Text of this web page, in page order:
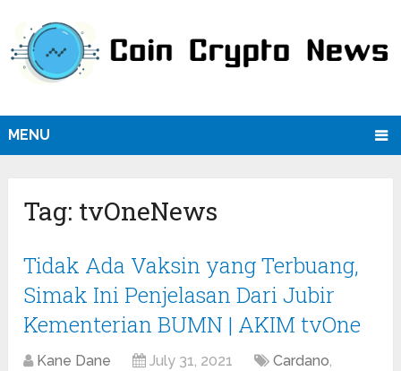
MENU
Tag: tvOneNews
Tidak Ada Vaksin yang Terbuang,
Simak Ini Penjelasan Dari Jubir
Kementerian BUMN | AKIM tvOne
Kane Dane July 31, 2021 Cardano,